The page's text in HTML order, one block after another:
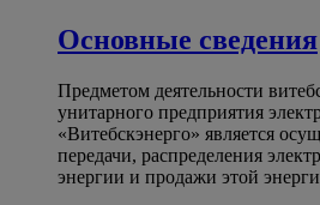
Основные сведения
Предметом деятельности
унитарного предприятия
«Витебскэнерго» является
передачи, распределения
энергии и продажи этой